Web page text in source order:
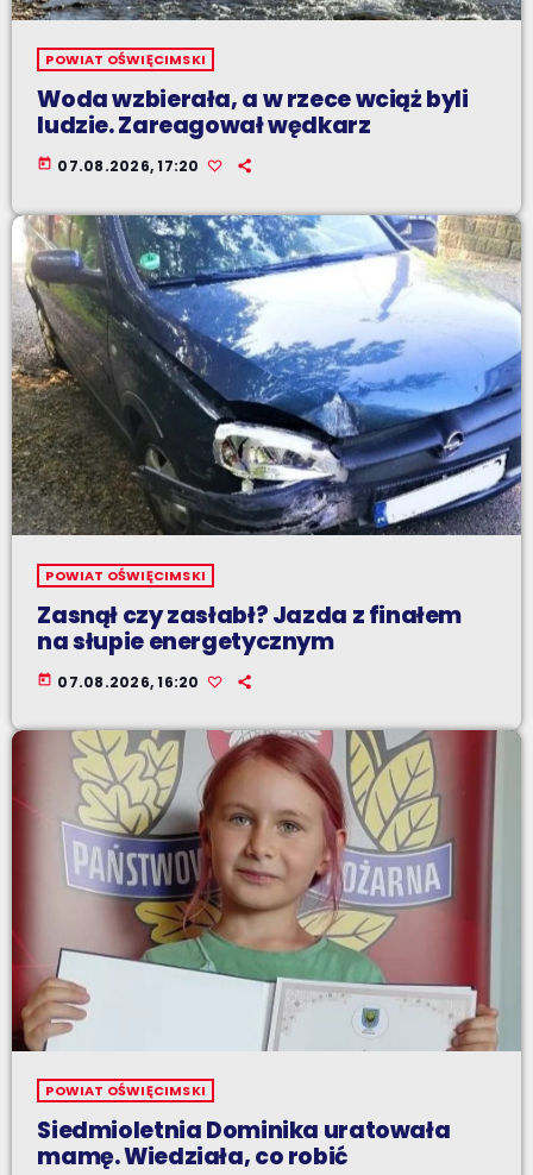
POWIAT OŚWIĘCIMSKI
Woda wzbierała, a w rzece wciąż byli
ludzie. Zareagował wędkarz
today 07.08.2026, 17:20
POWIAT OŚWIĘCIMSKI
Zasnął czy zasłabł? Jazda z finałem
na słupie energetycznym
today 07.08.2026, 16:20
POWIAT OŚWIĘCIMSKI
Siedmioletnia Dominika uratowała
mamę. Wiedziała, co robić